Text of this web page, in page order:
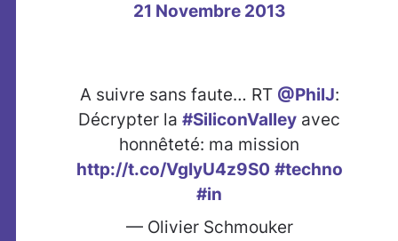
21 Novembre 2013
A suivre sans faute… RT @PhilJ:
Décrypter la #SiliconValley avec
honnêteté: ma mission
http://t.co/VgIyU4z9S0 #techno
#in
— Olivier Schmouker